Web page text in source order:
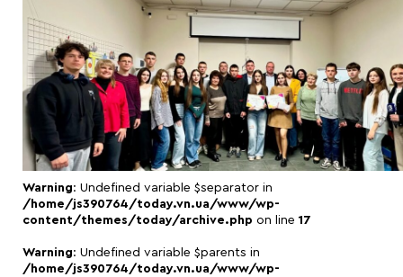
Warning: Undefined variable $separator in
/home/js390764/today.vn.ua/www/wp-
content/themes/today/archive.php on line 17
Warning: Undefined variable $parents in
/home/js390764/today.vn.ua/www/wp-